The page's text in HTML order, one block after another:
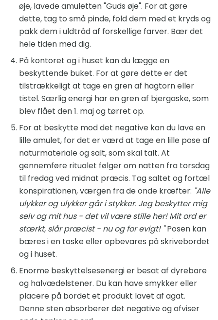
øje, lavede amuletten "Guds øje". For at gøre
dette, tag to små pinde, fold dem med et kryds og
pakk dem i uldtråd af forskellige farver. Bær det
hele tiden med dig.
På kontoret og i huset kan du lægge en
beskyttende buket. For at gøre dette er det
tilstrækkeligt at tage en gren af ​​hagtorn eller
tistel. Særlig energi har en gren af ​​bjergaske, som
blev flået den 1. maj og tørret op.
For at beskytte mod det negative kan du lave en
lille amulet, for det er værd at tage en lille pose af
naturmateriale og salt, som skal talt. At
gennemføre ritualet følger om natten fra torsdag
til fredag ​​ved midnat præcis. Tag saltet og fortæl
konspirationen, værgen fra de onde kræfter: "Alle
ulykker og ulykker går i stykker. Jeg beskytter mig
selv og mit hus - det vil være stille her! Mit ord er
stærkt, slår præcist - nu og for evigt! "Posen kan
bæres i en taske eller opbevares på skrivebordet
og i huset.
Enorme beskyttelsesenergi er besat af dyrebare
og halvædelstener. Du kan have smykker eller
placere på bordet et produkt lavet af agat.
Denne sten absorberer det negative og afviser